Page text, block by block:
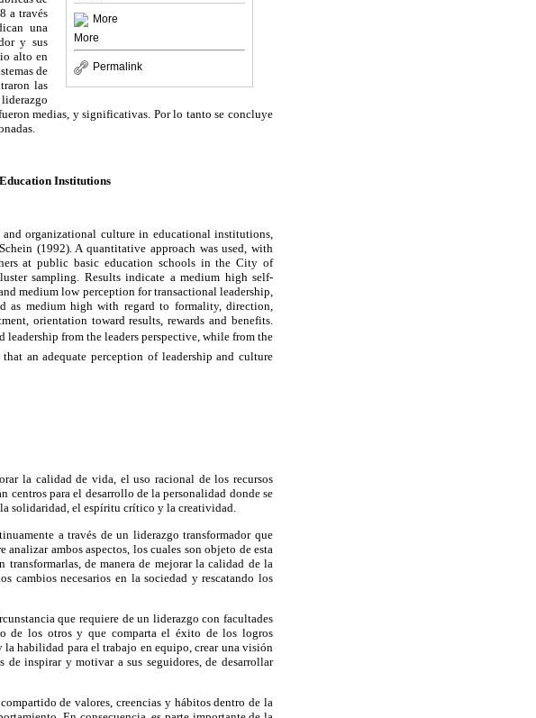
More
More
Permalink
a través
una
y sus
alto en
de
las
medias, y significativas. Por lo tanto se concluye
Institutions
organizational culture in educational institutions,
(1992). A quantitative approach was used, with
at public basic education schools in the City of
sampling. Results indicate a medium high self-
medium low perception for transactional leadership,
as medium high with regard to formality, direction,
orientation toward results, rewards and benefits.
from the leaders perspective, while from the
an adequate perception of leadership and culture
la calidad de vida, el uso racional de los recursos
centros para el desarrollo de la personalidad donde se
la solidaridad, el espíritu crítico y la creatividad.
a través de un liderazgo transformador que
ambos aspectos, los cuales son objeto de esta
de manera de mejorar la calidad de la
cambios necesarios en la sociedad y rescatando los
que requiere de un liderazgo con facultades
de los otros y que comparta el éxito de los logros
habilidad para el trabajo en equipo, crear una visión
de inspirar y motivar a sus seguidores, de desarrollar
de valores, creencias y hábitos dentro de la